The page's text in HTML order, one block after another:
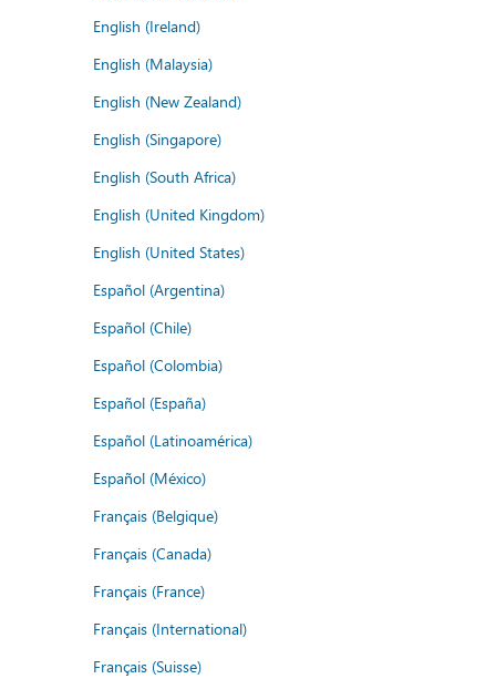
English (Ireland)
English (Malaysia)
English (New Zealand)
English (Singapore)
English (South Africa)
English (United Kingdom)
English (United States)
Español (Argentina)
Español (Chile)
Español (Colombia)
Español (España)
Español (Latinoamérica)
Español (México)
Français (Belgique)
Français (Canada)
Français (France)
Français (International)
Français (Suisse)